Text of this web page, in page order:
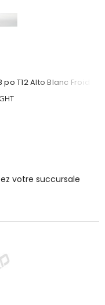
T12 Alto Blanc Froid
votre succursale